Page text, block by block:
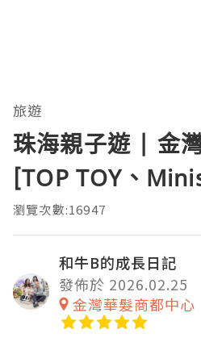
旅遊
珠海親子遊 | 金
[TOP TOY、
瀏覽次數:16947
和牛B的成長日記
發佈於 2026.02.25
金灣華髮商都中心